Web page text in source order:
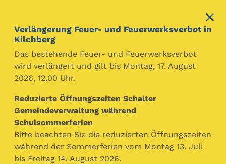
Verlängerung Feuer- und Feuerwerksverbot in
Kilchberg
Das bestehende Feuer- und Feuerwerksverbot
wird verlängert und gilt bis Montag, 17. August
2026, 12.00 Uhr.
Reduzierte Öffnungszeiten Schalter
Gemeindeverwaltung während
Schulsommerferien
Bitte beachten Sie die reduzierten Öffnungszeiten
während der Sommerferien vom Montag 13. Juli
bis Freitag 14. August 2026.
Gemeinde Kilchberg
Familie, Partnerschaft, Kinder, Todesfall
Wenn ein vertrauter Mensch gestorben ist, bedeutet
dies für die nächsten Angehörigen eine schwierige
Situation. Wir begleiten Sie in dieser Zeit und
unterstützen Sie in den bevorstehenden Vorkehrungen.